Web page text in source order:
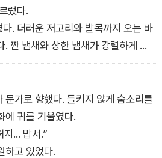
다. 나기은은 스톱워치를 켜놓으려
경원을 가늘어진 눈으로 올려다보았
렀다.
. 더러운 저고리와 발목까지 오는 바
. 짠 냄새와 상한 냄새가 강렬하게 퍼
의 눈구멍이 소녀의 목소리로 말했
신고?
가옥> 중에서
문가로 향했다. 들키지 않게 숨소리를
에 귀를 기울였다.
지… 맙서.”
하고 있었다.